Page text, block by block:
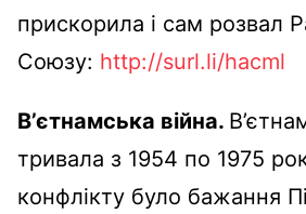
прискорила і сам розвал
Союзу: http://surl.li/hacml
В’єтнамська війна.
тривала з 1954 по 1975
конфлікту було бажання